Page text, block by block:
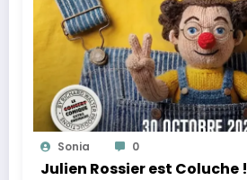
Sonia 0
Julien Rossier est Coluche !